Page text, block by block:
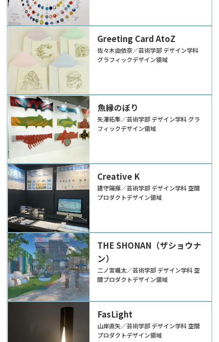
Greeting Card AtoZ
佐々木由依奈／芸術学部 デザイン学科
グラフィックデザイン領域
魚縁のぼり
矢澤拓隼／芸術学部 デザイン学科 グラ
フィックデザイン領域
Creative K
建守陽揮／芸術学部 デザイン学科 空間
プロダクトデザイン領域
THE SHONAN（ザショウナ
ン）
二ノ宮颯太／芸術学部 デザイン学科 空
間プロダクトデザイン領域
FasLight
山岸直矢／芸術学部 デザイン学科 空間
プロダクトデザイン領域